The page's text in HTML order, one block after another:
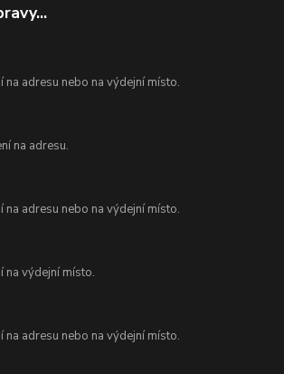
na adresu nebo na výdejní místo.
na adresu.
na adresu nebo na výdejní místo.
na výdejní místo.
na adresu nebo na výdejní místo.